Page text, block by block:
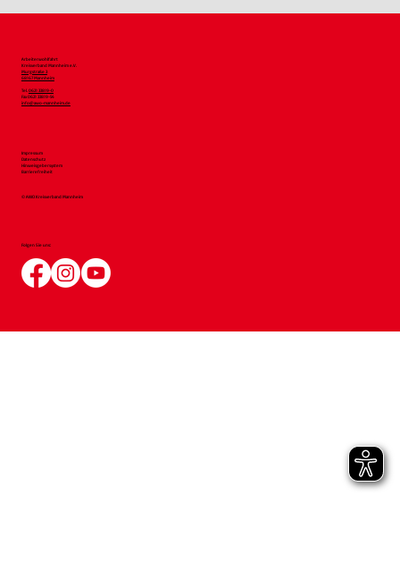
Arbeiterwohlfahrt
Kreisverband Mannheim e.V.
Murgstraße 3
68167 Mannheim
Tel.0621 33819-0
Fax 0621 33819-54
info@awo-mannheim.de
Impressum
Datenschutz
Hinweisgebersystem
Barrierefreiheit
© AWO Kreisverband Mannheim
Folgen Sie uns: